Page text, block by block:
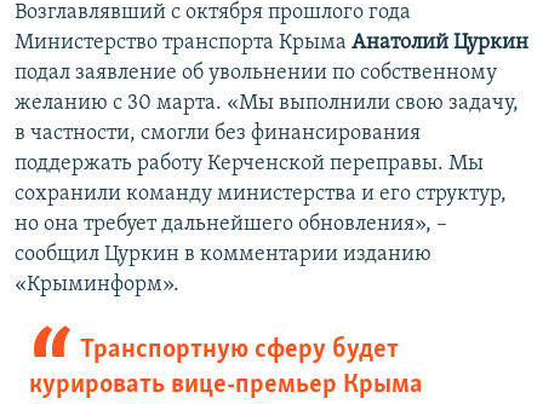
Возглавлявший с октября прошлого года
Министерство транспорта Крыма Анатолий Цуркин
подал заявление об увольнении по собственному
желанию с 30 марта. «Мы выполнили свою задачу,
в частности, смогли без финансирования
поддержать работу Керченской переправы. Мы
сохранили команду министерства и его структур,
но она требует дальнейшего обновления», –
сообщил Цуркин в комментарии изданию
«Крыминформ».
Транспортную сферу будет
курировать вице-премьер Крыма